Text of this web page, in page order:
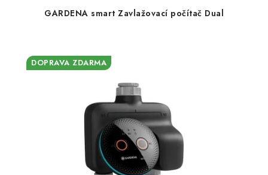
GARDENA smart Zavlažovací počítač Dual
DOPRAVA ZDARMA